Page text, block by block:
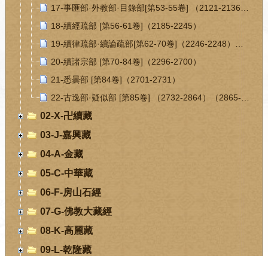
18-續經疏部 [第56-61卷]（2185-2245）
20-續諸宗部 [第70-84卷]（2296-2700）
21-悉曇部 [第84卷]（2701-2731）
02-X-卍續藏
03-J-嘉興藏
04-A-金藏
05-C-中華藏
06-F-房山石經
07-G-佛教大藏經
08-K-高麗藏
09-L-乾隆藏